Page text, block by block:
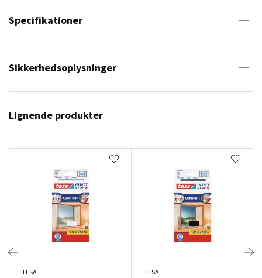
Specifikationer
Sikkerhedsoplysninger
Lignende produkter
TESA TESA